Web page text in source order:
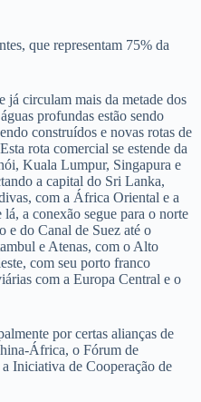
que representam 75% da
já circulam mais da metade dos
profundas estão sendo
construídos e novas rotas de
rota comercial se estende da
Kuala Lumpur, Singapura e
a capital do Sri Lanka,
com a África Oriental e a
a conexão segue para o norte
e do Canal de Suez até o
e Atenas, com o Alto
com seu porto franco
com a Europa Central e o
por certas alianças de
África, o Fórum de
Iniciativa de Cooperação de